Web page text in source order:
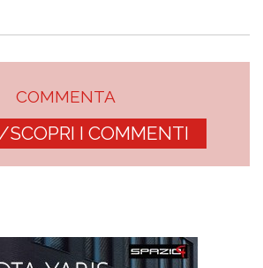
COMMENTA
SCOPRI I COMMENTI